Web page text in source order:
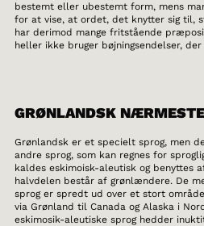
bestemt eller ubestemt form, mens
for at vise, at ordet, det knytter sig til,
har derimod mange fritstående
heller ikke bruger bøjningsendelser,
GRØNLANDSK
Grønlandsk er et specielt sprog, men
andre sprog, som kan regnes for
kaldes eskimoisk-aleutisk og benyttes
halvdelen består af grønlændere. De
sprog er spredt ud over et stort
via Grønland til Canada og Alaska i
eskimosik-aleutiske sprog hedder